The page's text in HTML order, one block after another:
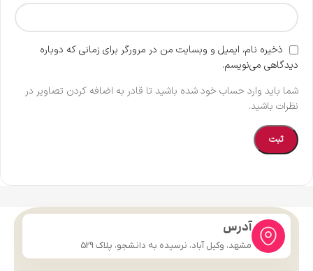
ذخیره نام، ایمیل و وبسایت من در مرورگر برای زمانی که دوباره
دیدگاهی می‌نویسم.
شما باید وارد حساب خود شده باشید تا قادر به اضافه کردن تصاویر در
نظرات باشید.
آدرس
مشهد، وکیل آباد، نرسیده به دانشجو، پلاک 529